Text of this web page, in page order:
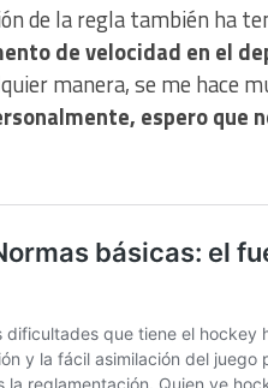
de la regla también ha
de velocidad en el
manera, se me hace
espero que